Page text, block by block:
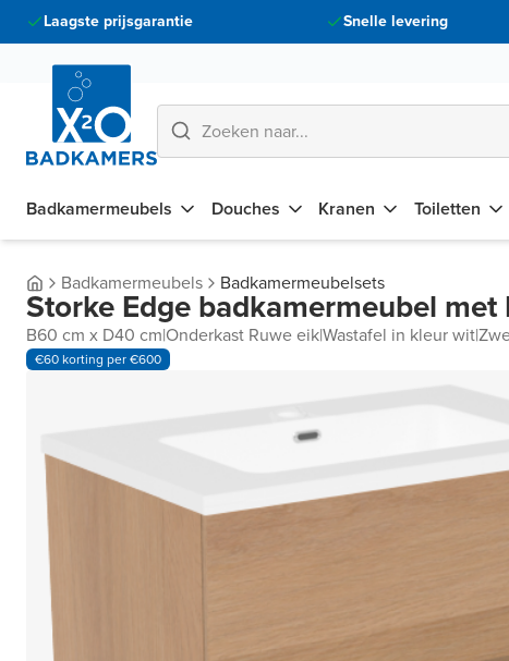
Laagste prijsgarantie Snelle levering
Badkamermeubels Douches Kranen Toiletten
Badkamermeubels Badkamermeubelsets
Storke Edge badkamermeubel met
B60 cm x D40 cm|Onderkast Ruwe eik|Wastafel in kleur wit|
€60 korting per €600